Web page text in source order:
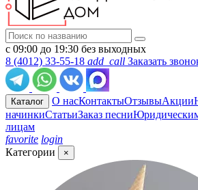
с 09:00 до 19:30 без выходных
8 (4012) 33-55-18 add_call Заказать
Каталог О насКонтактыОтзывыАкции
начинкиСтатьиЗаказ песни
лицам
favorite login
Категории
×